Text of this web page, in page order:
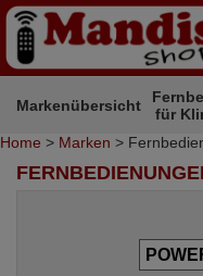
Markenübersicht
für
Home > Marken >